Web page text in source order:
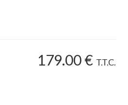
179.00€ T.T.C.